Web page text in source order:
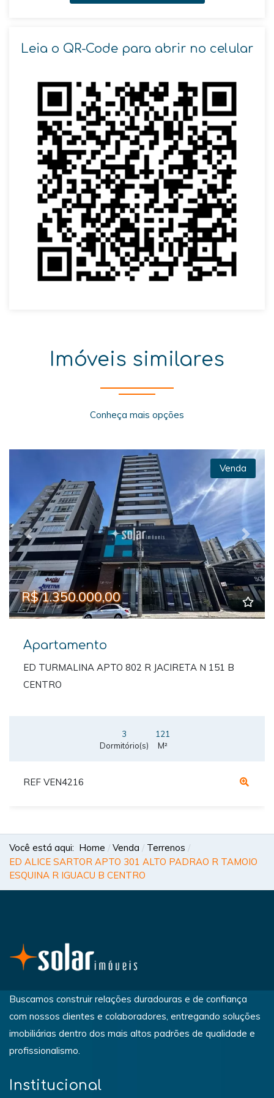
Leia o QR-Code para abrir no celular
Imóveis similares
Conheça mais opções
Previous Next
Venda
R$ 1.350.000,00
Apartamento
ED TURMALINA APTO 802 R JACIRETA N 151 B
CENTRO
3
Dormitório(s)
121
M²
REF VEN4216
Você está aqui: Home Venda
Terrenos
ED ALICE SARTOR APTO 301 ALTO PADRAO R TAMOIO
ESQUINA R IGUACU B CENTRO
Buscamos construir relações duradouras e de confiança
com nossos clientes e colaboradores, entregando soluções
imobiliárias dentro dos mais altos padrões de qualidade e
profissionalismo.
Institucional